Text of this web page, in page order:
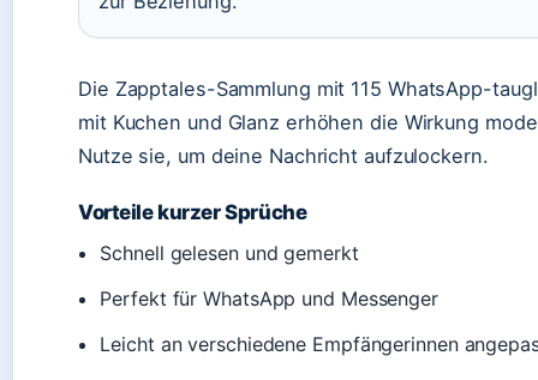
Die Zapptales-Sammlung mit 115 WhatsApp-
mit Kuchen und Glanz erhöhen die Wirkung
Nutze sie, um deine Nachricht aufzulockern.
Vorteile kurzer Sprüche
Schnell gelesen und gemerkt
Perfekt für WhatsApp und Messenger
Leicht an verschiedene Empfängerinnen